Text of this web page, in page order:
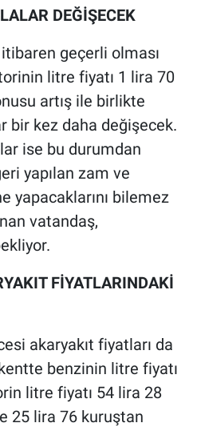
DEĞİŞECEK
geçerli olması
litre fiyatı 1 lira 70
artış ile birlikte
bir kez daha değişecek.
ise bu durumdan
yapılan zam ve
yapacaklarını bilemez
vatandaş,
FİYATLARINDAKİ
akaryakıt fiyatları da
benzinin litre fiyatı
litre fiyatı 54 lira 28
25 lira 76 kuruştan